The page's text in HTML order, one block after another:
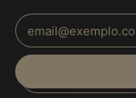
Endereço de E-mail
Costa do Marfim
(MXN $)
Curaçao (MXN $)